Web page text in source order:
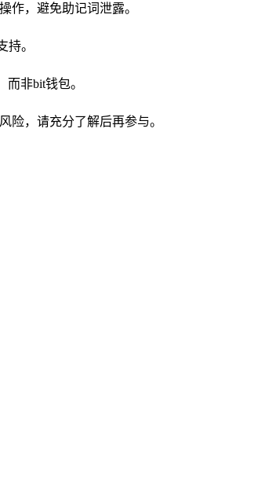
作，避免助记词泄露。
持。
非bit钱包。
，请充分了解后再参与。